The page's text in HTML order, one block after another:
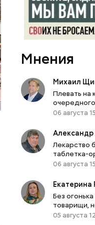
Мнения
Михаил
Плевать на
06 августа
Александр
Лекарство
таблетка-
06 августа
Екатерина
Без
товарищи,
05 августа